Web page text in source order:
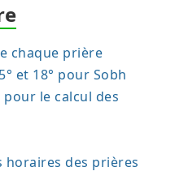
chaque prière
et 18° pour Sobh
pour le calcul des
horaires des prières